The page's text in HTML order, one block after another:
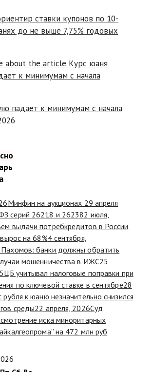
ставки купонов по 10-
до не выше 7,75% годовых
падает к минимумам с начала
Минфин на аукционах 29 апреля
серий 26218 и 262382 июля,
выдачи потребкредитов в России
на 68%4 сентября,
банки должны обратить
мошенничества в ИЖС25
ЦБ учитывал налоговые поправки при
по ключевой ставке в сентябре28
рубля к юаню незначительно снизился
среды22 апреля, 2026Суд
иска миноритарных
на 472 млн руб